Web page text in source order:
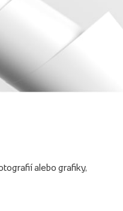
alebo grafiky,